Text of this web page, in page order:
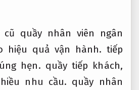
quầy nhân viên ngân
hiệu quả vận hành. tiếp
hẹn. quầy tiếp khách,
nhu cầu. quầy nhân